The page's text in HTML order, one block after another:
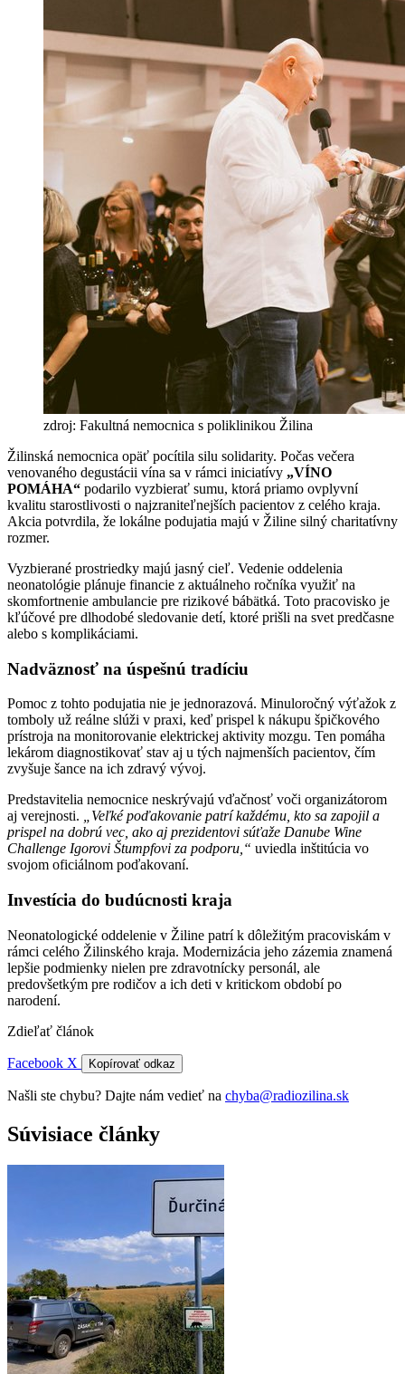
zdroj: Fakultná nemocnica s poliklinikou Žilina
Žilinská nemocnica opäť pocítila silu solidarity. Počas večera
venovaného degustácii vína sa v rámci iniciatívy „VÍNO
POMÁHA“ podarilo vyzbierať sumu, ktorá priamo ovplyvní
kvalitu starostlivosti o najzraniteľnejších pacientov z celého kraja.
Akcia potvrdila, že lokálne podujatia majú v Žiline silný charitatívny
rozmer.
Vyzbierané prostriedky majú jasný cieľ. Vedenie oddelenia
neonatológie plánuje financie z aktuálneho ročníka využiť na
skomfortnenie ambulancie pre rizikové bábätká. Toto pracovisko je
kľúčové pre dlhodobé sledovanie detí, ktoré prišli na svet predčasne
alebo s komplikáciami.
Nadväznosť na úspešnú tradíciu
Pomoc z tohto podujatia nie je jednorazová. Minuloročný výťažok z
tomboly už reálne slúži v praxi, keď prispel k nákupu špičkového
prístroja na monitorovanie elektrickej aktivity mozgu. Ten pomáha
lekárom diagnostikovať stav aj u tých najmenších pacientov, čím
zvyšuje šance na ich zdravý vývoj.
Predstavitelia nemocnice neskrývajú vďačnosť voči organizátorom
aj verejnosti. „Veľké poďakovanie patrí každému, kto sa zapojil a
prispel na dobrú vec, ako aj prezidentovi súťaže Danube Wine
Challenge Igorovi Štumpfovi za podporu,“ uviedla inštitúcia vo
svojom oficiálnom poďakovaní.
Investícia do budúcnosti kraja
Neonatologické oddelenie v Žiline patrí k dôležitým pracoviskám v
rámci celého Žilinského kraja. Modernizácia jeho zázemia znamená
lepšie podmienky nielen pre zdravotnícky personál, ale
predovšetkým pre rodičov a ich deti v kritickom období po
narodení.
Zdieľať článok
Facebook X Kopírovať odkaz
Našli ste chybu? Dajte nám vedieť na chyba@radiozilina.sk
Súvisiace články